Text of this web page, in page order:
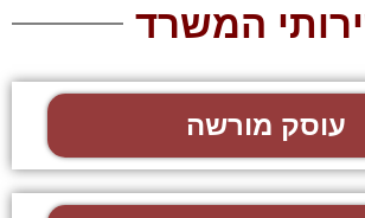
המשרד
עוסק מורשה